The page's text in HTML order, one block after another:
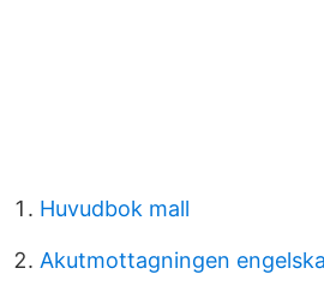
Huvudbok mall
Akutmottagningen engelska